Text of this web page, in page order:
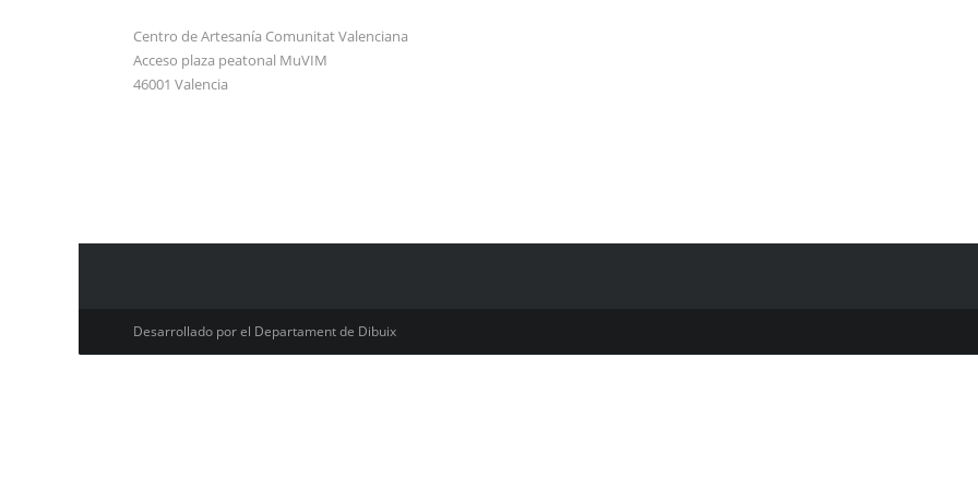
Centro de Artesanía Comunitat Valenciana
Acceso plaza peatonal MuVIM
46001 Valencia
Desarrollado por el Departament de Dibuix